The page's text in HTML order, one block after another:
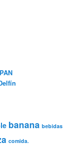
banana bebidas
comida.